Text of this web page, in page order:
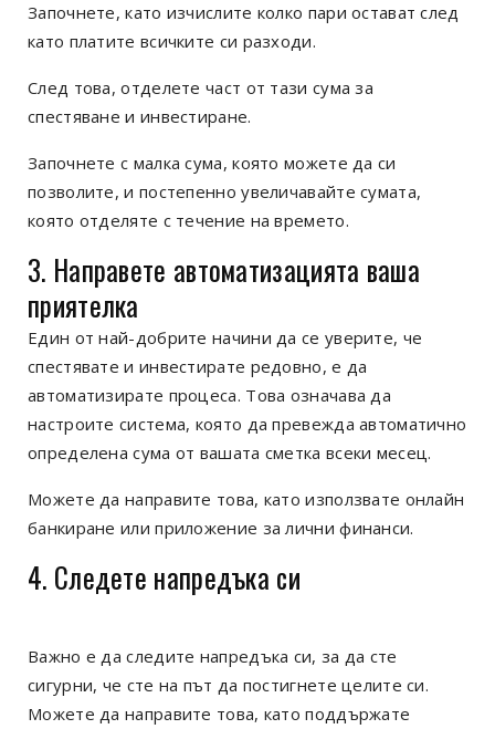
Започнете, като изчислите колко пари остават след
като платите всичките си разходи.
След това, отделете част от тази сума за
спестяване и инвестиране.
Започнете с малка сума, която можете да си
позволите, и постепенно увеличавайте сумата,
която отделяте с течение на времето.
3. Направете автоматизацията ваша
приятелка
Един от най-добрите начини да се уверите, че
спестявате и инвестирате редовно, е да
автоматизирате процеса. Това означава да
настроите система, която да превежда автоматично
определена сума от вашата сметка всеки месец.
Можете да направите това, като използвате онлайн
банкиране или приложение за лични финанси.
4. Следете напредъка си
Важно е да следите напредъка си, за да сте
сигурни, че сте на път да постигнете целите си.
Можете да направите това, като поддържате